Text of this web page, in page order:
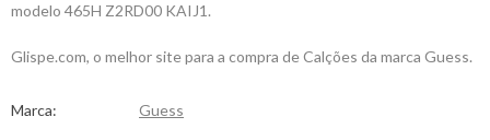
modelo 465H Z2RD00 KAIJ1.
Glispe.com, o melhor site para a compra de Calções da marca Guess.
Marca: Guess